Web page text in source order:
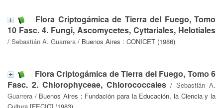
Flora Criptogámica de Tierra del Fuego, Tomo
10 Fasc. 4. Fungi, Ascomycetes, Cyttariales, Helotiales
/ Sebastián A. Guarrera / Buenos Aires : CONICET (1986)
Flora Criptogámica de Tierra del Fuego, Tomo 6
Fasc. 2. Chlorophyceae, Chlorococcales / Sebastián A.
Guarrera / Buenos Aires : Fundación para la Educación, la Ciencia y la